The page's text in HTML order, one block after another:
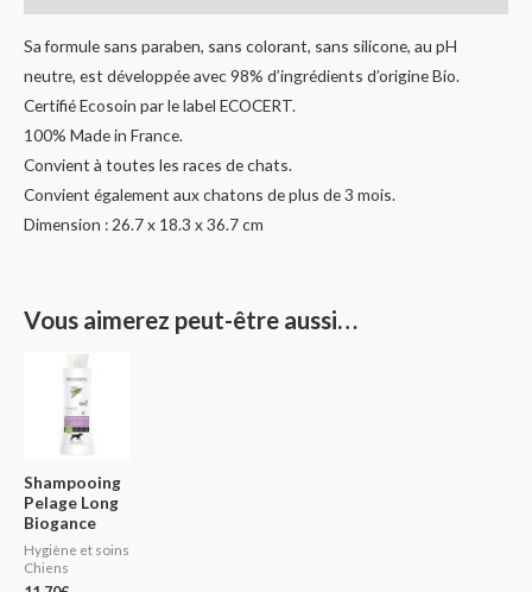
Sa formule sans paraben, sans colorant, sans silicone, au pH
neutre, est développée avec 98% d’ingrédients d’origine Bio.
Certifié Ecosoin par le label ECOCERT.
100% Made in France.
Convient à toutes les races de chats.
Convient également aux chatons de plus de 3 mois.
Dimension : 26.7 x 18.3 x 36.7 cm
Vous aimerez peut-être aussi…
Shampooing
Pelage Long
Biogance
Hygiène et soins
Chiens